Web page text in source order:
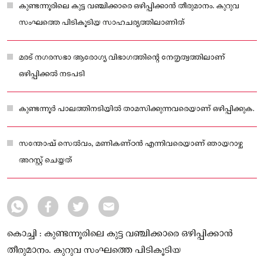
കുണ്ടന്നൂരിലെ കുട്ട വഞ്ചിക്കാരെ ഒഴിപ്പിക്കാൻ തീരുമാനം. കുറുവ
സംഘത്തെ പിടികൂടിയ സാഹചര്യത്തിലാണിത്
മരട് നഗരസഭാ ആരോഗ്യ വിഭാഗത്തിന്റെ നേതൃത്വത്തിലാണ്
ഒഴിപ്പിക്കല്‍ നടപടി
കുണ്ടന്നൂര്‍ പാലത്തിനടിയില്‍ താമസിക്കുന്നവരെയാണ് ഒഴിപ്പിക്കുക.
സന്തോഷ് സെല്‍വം, മണികണ്ഠന്‍ എന്നിവരെയാണ് ഞായറാഴ്ച
അറസ്റ്റ് ചെയ്തത്
കൊച്ചി : കുണ്ടന്നൂരിലെ കുട്ട വഞ്ചിക്കാരെ ഒഴിപ്പിക്കാൻ
തീരുമാനം. കുറുവ സംഘത്തെ പിടികൂടിയ